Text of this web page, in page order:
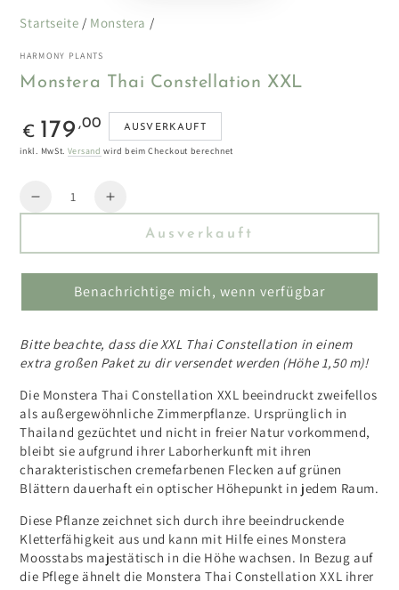
Startseite / Monstera /
HARMONY PLANTS
Monstera Thai Constellation XXL
Regulärer
Preis
€ 179 ,00 AUSVERKAUFT
inkl. MwSt. Versand wird beim Checkout berechnet
Reduzieren
für
Monstera
Thai
Constellation
XXL
Erhöhen
für
Monstera
Thai
Constellation
XXL
Ausverkauft
Benachrichtige mich, wenn verfügbar
Bitte beachte, dass die XXL Thai Constellation in einem
extra großen Paket zu dir versendet werden (Höhe 1,50 m)!
Die Monstera Thai Constellation XXL beeindruckt zweifellos
als außergewöhnliche Zimmerpflanze. Ursprünglich in
Thailand gezüchtet und nicht in freier Natur vorkommend,
bleibt sie aufgrund ihrer Laborherkunft mit ihren
charakteristischen cremefarbenen Flecken auf grünen
Blättern dauerhaft ein optischer Höhepunkt in jedem Raum.
Diese Pflanze zeichnet sich durch ihre beeindruckende
Kletterfähigkeit aus und kann mit Hilfe eines Monstera
Moosstabs majestätisch in die Höhe wachsen. In Bezug auf
die Pflege ähnelt die Monstera Thai Constellation XXL ihrer